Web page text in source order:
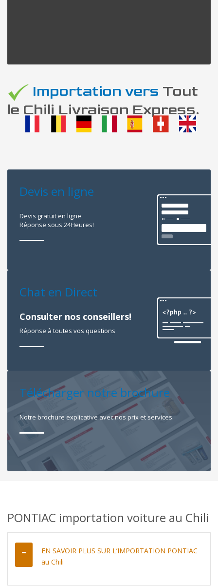
Importation vers Tout
le Chili Livraison Express.
Devis en ligne
Devis gratuit en ligne
Réponse sous 24Heures!
Chat en Direct
Consulter nos conseillers!
Réponse à toutes vos questions
Télécharger notre brochure
Notre brochure explicative avec nos prix et services.
PONTIAC importation voiture au Chili
EN SAVOIR PLUS SUR L’IMPORTATION PONTIAC
au Chili